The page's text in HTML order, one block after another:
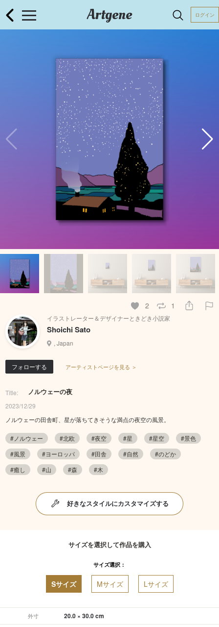
Artgene ログイン
2 1
イラストレーター＆デザイナーときどき小説家
Shoichi Sato
, Japan
フォローする アーティストページを見る ＞
Title: ノルウェーの夜
2023/12/29
ノルウェーの田舎町、星が落ちてきそうな満点の夜空の風景。
#ノルウェー #北欧 #夜空 #星 #星空
#景色
#風景
#ヨーロッパ #田舎 #自然
#のどか
#癒し
#山 #森 #木
好きなスタイルにカスタマイズする
サイズを選択して作品を購入
サイズ選択：
Sサイズ Mサイズ Lサイズ
外寸 20.0 × 30.0 cm